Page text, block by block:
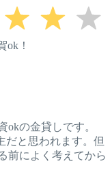
ok！
の金貸しです。
だと思われます。但
前によく考えてから